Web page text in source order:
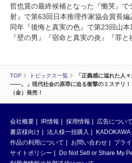
TOP トピックス一覧
「正義感に溢れた人
――。」現代社会の原罪に迫る衝撃のミステリ！
（金）発売！
哲也賞の最終候補となった『慟哭』で
射』で第63回日本推理作家協会賞長編
同年『後悔と真実の色』で第23回山
『壁の男』『宿命と真実の炎』『罪と
会社概要 IR情報 採用情報 広告について
書店様向け
法人様一括購入
作品の利用について
お問い合わせ
プラ
サイトポリシー
Do Not Sell or Share My